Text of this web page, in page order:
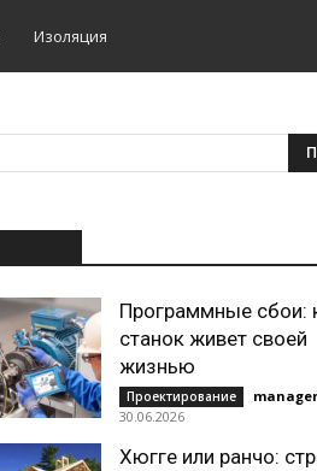
Изоляция
Программные сбои:
станок живет своей
жизнью
Проектирование manager
30.06.2026
Хюгге или ранчо: